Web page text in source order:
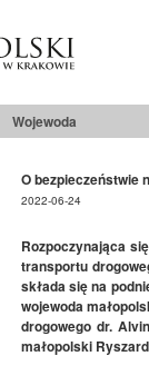
Wojewoda
O bezpieczeństwie
2022-06-24
Rozpoczynająca
transportu
składa się na
wojewoda
drogowego dr.
małopolski